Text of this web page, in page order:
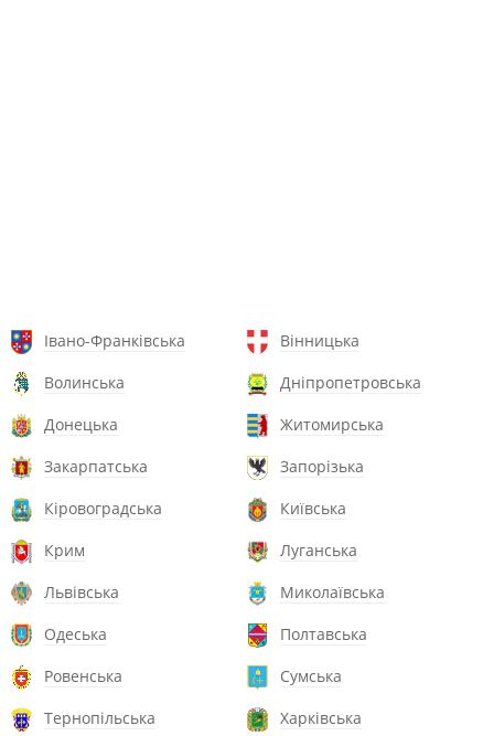
Івано-Франківська
Вінницька
Волинська
Дніпропетровська
Донецька
Житомирська
Закарпатська
Запорізька
Кіровоградська
Київська
Крим
Луганська
Львівська
Миколаївська
Одеська
Полтавська
Ровенська
Сумська
Тернопільська
Харківська